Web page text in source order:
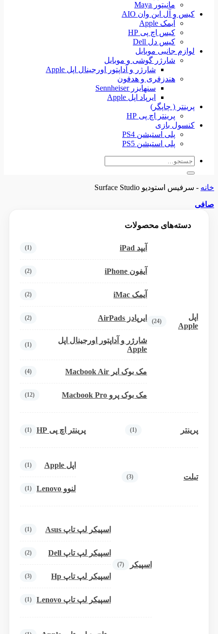
مانیتور Maya
کیس و آل این وان AIO
آیمک Apple
کیس اچ پی HP
کیس دل Dell
لوازم جانبی موبایل
شارژر گوشی و موبایل
شارژر و آداپتور اورجینال اپل Apple
هندزفری و هدفون
سنهایزر Sennheiser
ایرپاد اپل Apple
پرینتر ( چاپگر)
پرینتر اچ پی HP
کنسول بازی
پلی استیشن PS4
پلی استیشن PS5
جستجو
خانه - سرفیس استودیو Surface Studio
صافی
دسته‌های محصولات
اپل
Apple
(24)
آیپد iPad (1)
آیفون iPhone (2)
آیمک iMac (2)
ایرپادز AirPads (2)
شارژر و آداپتور اورجینال اپل
Apple
(1)
مک بوک ایر Macbook Air (4)
مک بوک پرو Macbook Pro (12)
پرینتر (1) پرینتر اچ پی HP (1)
تبلت (3)
اپل Apple (1)
لنوو Lenovo (1)
اسپیکر (7)
اسپیکر لپ تاپ Asus (1)
اسپیکر لپ تاپ Dell (2)
اسپیکر لپ تاپ Hp (3)
اسپیکر لپ تاپ Lenovo (1)